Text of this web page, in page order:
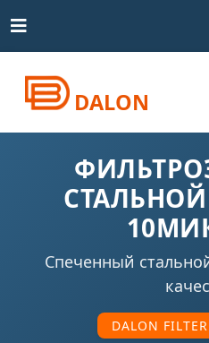
DALON
СТАЛЬНОЙ
Спеченный
DALON